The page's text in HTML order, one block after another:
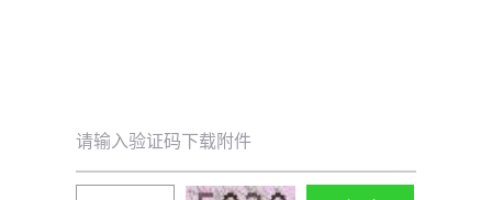
请输入验证码下载附件